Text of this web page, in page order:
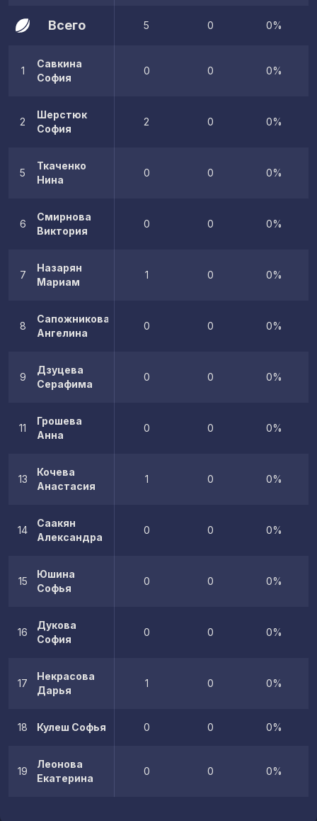
Всего 5 0 0%
1
Савкина
София
0 0 0%
2
Шерстюк
София
2 0 0%
5
Ткаченко
Нина
0 0 0%
6
Смирнова
Виктория
0 0 0%
7
Назарян
Мариам
1 0 0%
8
Сапожникова
Ангелина
0 0 0%
9
Дзуцева
Серафима
0 0 0%
11
Грошева
Анна
0 0 0%
13
Кочева
Анастасия
1 0 0%
14
Саакян
Александра
0 0 0%
15
Юшина
Софья
0 0 0%
16
Дукова
София
0 0 0%
17
Некрасова
Дарья
1 0 0%
18 Кулеш Софья 0 0 0%
19
Леонова
Екатерина
0 0 0%